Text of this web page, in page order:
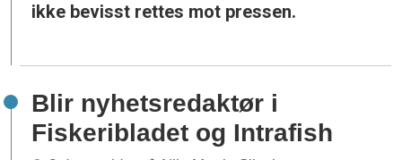
ikke bevisst rettes mot pressen.
Blir nyhetsredaktør i
Fiskeribladet og Intrafish